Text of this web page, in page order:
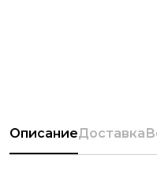
ОписаниеДоставка